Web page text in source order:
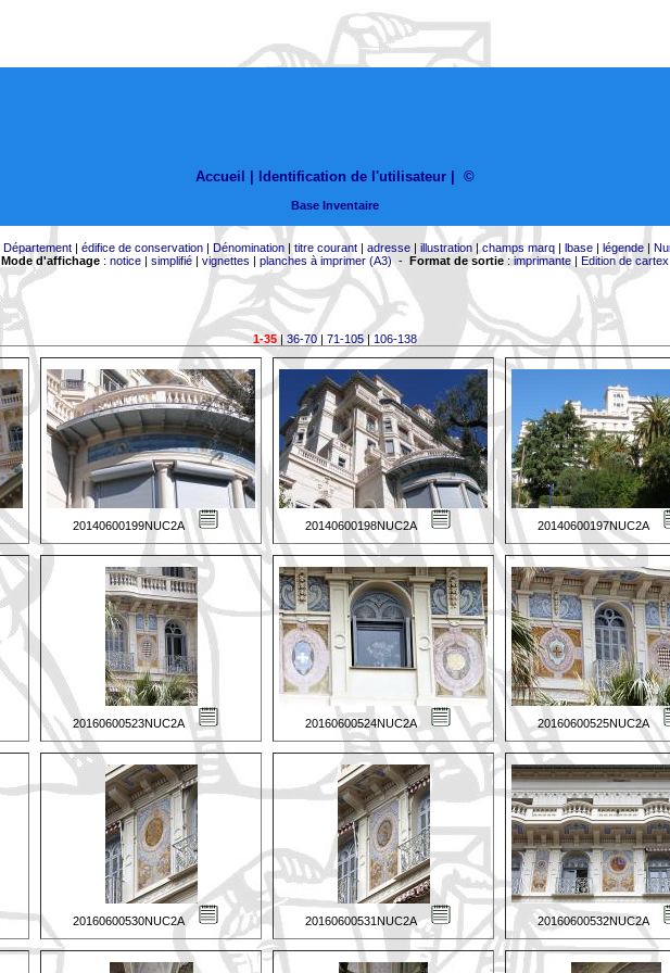
Accueil | Identification de l'utilisateur ©
Base Inventaire
Département| édifice de conservation| Dénomination| titre courant| adresse| illustration|champs marq| lbase| légende|
Mode d'affichage: notice| simplifié| vignettes | planches à imprimer (A3)- Format de sortie:imprimante| Edition de cartex
1-35|36-70| 71-105| 106-138
20140600199NUC2A 20140600198NUC2A 20140600197NUC2A
20160600523NUC2A 20160600524NUC2A 20160600525NUC2A
20160600530NUC2A 20160600531NUC2A 20160600532NUC2A